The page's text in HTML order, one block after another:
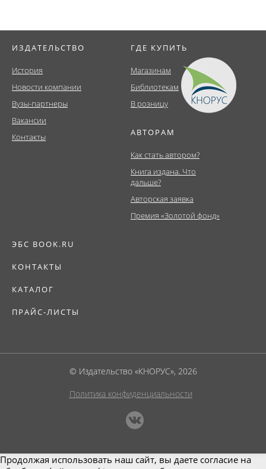
ИЗДАТЕЛЬСТВО
История
Новости компании
Вузы-партнеры
Вакансии
Контакты
ГДЕ КУПИТЬ
Магазинам
Библиотекам
В розницу
АВТОРАМ
Как стать автором?
Книга издана. Что
дальше?
Авторская заявка
Премия «Золотой фонд»
ЭБС BOOK.RU
КОНТАКТЫ
КАТАЛОГ
ПРАЙС-ЛИСТЫ
© Издательство «КНОРУС», 2026
Политика конфиденциальности
Продолжая использовать наш сайт, вы даете согласие на